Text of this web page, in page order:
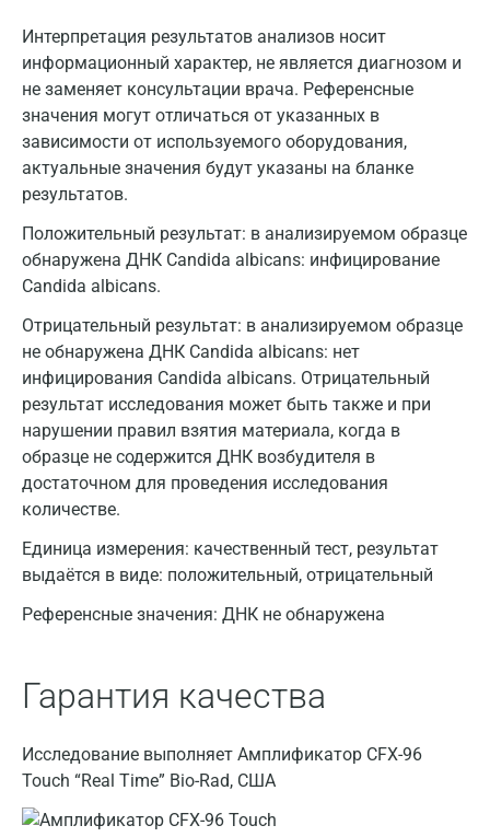
Интерпретация результатов анализов носит
информационный характер, не является диагнозом и
не заменяет консультации врача. Референсные
значения могут отличаться от указанных в
зависимости от используемого оборудования,
актуальные значения будут указаны на бланке
результатов.
Положительный результат: в анализируемом образце
обнаружена ДНК Candida albicans: инфицирование
Candida albicans.
Отрицательный результат: в анализируемом образце
не обнаружена ДНК Candida albicans: нет
инфицирования Candida albicans. Отрицательный
результат исследования может быть также и при
нарушении правил взятия материала, когда в
образце не содержится ДНК возбудителя в
достаточном для проведения исследования
количестве.
Единица измерения: качественный тест, результат
выдаётся в виде: положительный, отрицательный
Референсные значения: ДНК не обнаружена
Гарантия качества
Исследование выполняет Амплификатор CFX-96
Touch “Real Time” Bio-Rad, США
Москва
Санкт-Петербург
Нижний Новгород
Казань
Апрелевка
Армавир
Балашиха
Барнаул
Брянск
Великий Новгород